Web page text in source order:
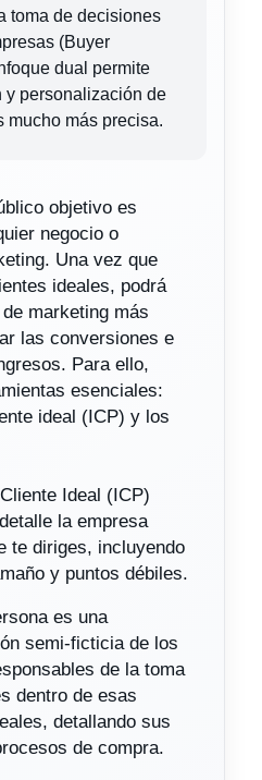
toma de decisiones
(Buyer
dual permite
y personalización de
mucho más precisa.
objetivo es
negocio o
Una vez que
ideales, podrá
marketing más
las conversiones e
Para ello,
esenciales:
ideal (ICP) y los
Ideal (ICP)
la empresa
te diriges, incluyendo
y puntos débiles.
es una
semi-ficticia de los
de la toma
dentro de esas
detallando sus
de compra.